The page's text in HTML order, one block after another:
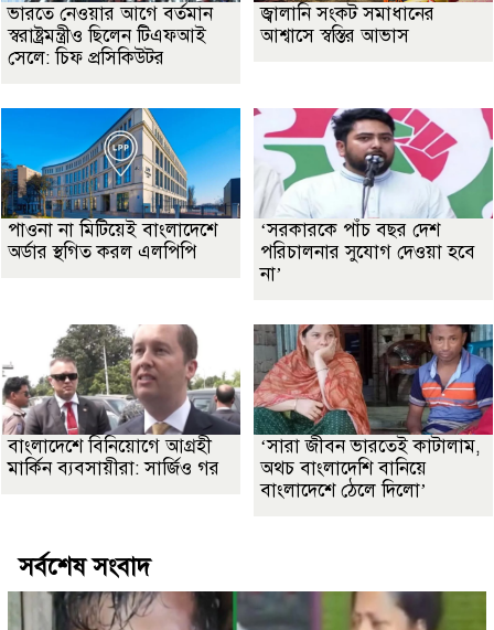
ভারতে নেওয়ার আগে বর্তমান
স্বরাষ্ট্রমন্ত্রীও ছিলেন টিএফআই
সেলে: চিফ প্রসিকিউটর
জ্বালানি সংকট সমাধানের
আশ্বাসে স্বস্তির আভাস
পাওনা না মিটিয়েই বাংলাদেশে
অর্ডার স্থগিত করল এলপিপি
‘সরকারকে পাঁচ বছর দেশ
পরিচালনার সুযোগ দেওয়া হবে
না’
বাংলাদেশে বিনিয়োগে আগ্রহী
মার্কিন ব্যবসায়ীরা: সার্জিও গর
‘সারা জীবন ভারতেই কাটালাম,
অথচ বাংলাদেশি বানিয়ে
বাংলাদেশে ঠেলে দিলো’
সর্বশেষ সংবাদ